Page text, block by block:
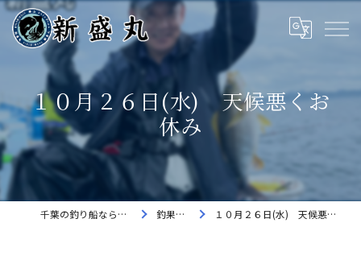
１０月２６日(水) 天候悪くお
休み
千葉の釣り船なら新盛丸 釣果速報 １０月２６日(水) 天候悪くお休み